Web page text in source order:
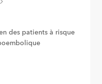
des patients à risque